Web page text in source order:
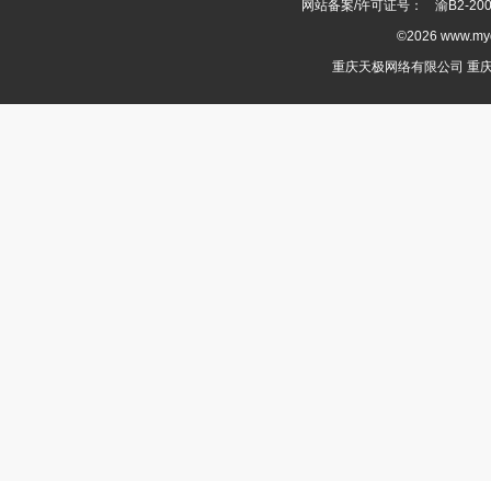
网站备案/许可证号：
渝B2-
©2026
重庆天极网络有限公司 重